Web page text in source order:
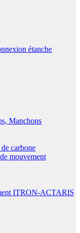
étanche
Manchons
carbone
mouvement
ITRON-ACTARIS